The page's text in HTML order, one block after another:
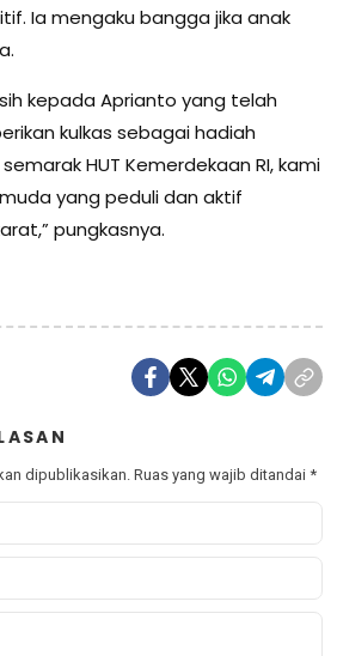
Ia mengaku bangga jika anak
kepada Aprianto yang telah
kulkas sebagai hadiah
HUT Kemerdekaan RI, kami
yang peduli dan aktif
pungkasnya.
dipublikasikan. Ruas yang wajib ditandai *